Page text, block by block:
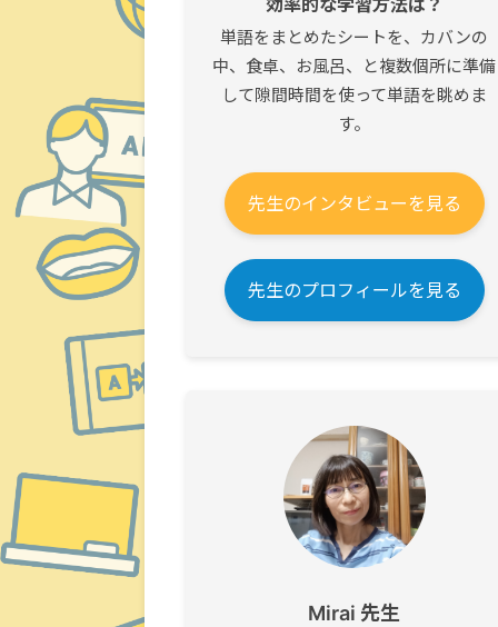
単語をまとめたシートを、カバンの
中、食卓、お風呂、と複数個所に準備
して隙間時間を使って単語を眺めま
す。
先生のインタビューを見る
先生のプロフィールを見る
Mirai 先生